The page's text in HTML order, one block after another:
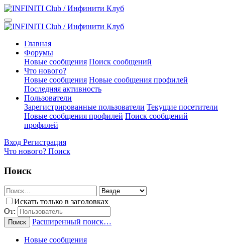
Главная
Форумы
Новые сообщения Поиск сообщений
Что нового?
Новые сообщения Новые сообщения профилей
Последняя активность
Пользователи
Зарегистрированные пользователи Текущие посетители
Новые сообщения профилей Поиск сообщений
профилей
Вход Регистрация
Что нового? Поиск
Поиск
Искать только в заголовках
От:
Поиск Расширенный поиск…
Новые сообщения